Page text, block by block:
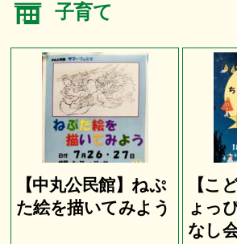
子育て
【中丸公民館】ねぷ
た絵を描いてみよう
【こ
ょっ
なし